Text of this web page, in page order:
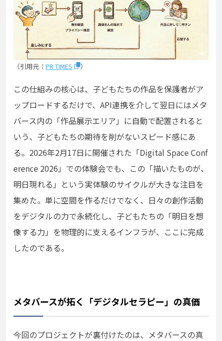
（引用元： PR TIMES ）
この仕組みの核心は、子どもたちの作品を保護者がア
ップロードするだけで、API連携を介して翌日にはメタ
バース内の「作品展示エリア」に自動で配置されると
いう、子どもたちの期待を削がないスピード感にあ
る。2026年2月17日に開催された「Digital Space Conf
erence 2026」での体験会でも、この「描いたものが、
明日現れる」という実体験のサイクルが大きな注目を
集めた。単に空間を作るだけでなく、日々の創作活動
をデジタルの力で永続化し、子どもたちの「明日を想
像する力」を物理的に支えるインフラが、ここに完成
したのである。
メタバースが拓く「デジタルセラピー」の真価
今回のプロジェクトが裏付けたのは、メタバースの真